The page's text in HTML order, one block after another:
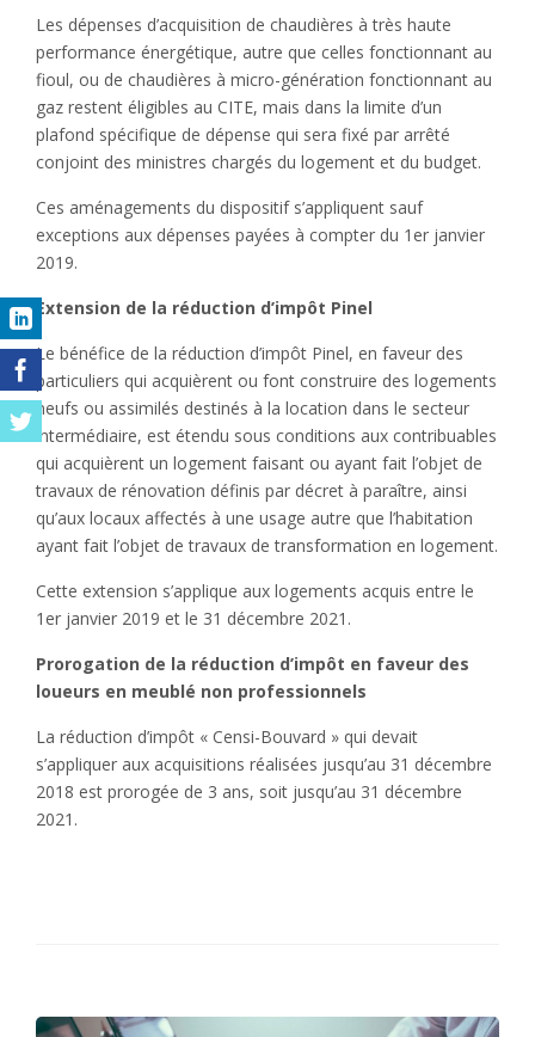
Les dépenses d’acquisition de chaudières à très haute
performance énergétique, autre que celles fonctionnant au
fioul, ou de chaudières à micro-génération fonctionnant au
gaz restent éligibles au CITE, mais dans la limite d’un
plafond spécifique de dépense qui sera fixé par arrêté
conjoint des ministres chargés du logement et du budget.
Ces aménagements du dispositif s’appliquent sauf
exceptions aux dépenses payées à compter du 1er janvier
2019.
Extension de la réduction d’impôt Pinel
Le bénéfice de la réduction d’impôt Pinel, en faveur des
particuliers qui acquièrent ou font construire des logements
neufs ou assimilés destinés à la location dans le secteur
intermédiaire, est étendu sous conditions aux contribuables
qui acquièrent un logement faisant ou ayant fait l’objet de
travaux de rénovation définis par décret à paraître, ainsi
qu’aux locaux affectés à une usage autre que l’habitation
ayant fait l’objet de travaux de transformation en logement.
Cette extension s’applique aux logements acquis entre le
1er janvier 2019 et le 31 décembre 2021.
Prorogation de la réduction d’impôt en faveur des
loueurs en meublé non professionnels
La réduction d’impôt « Censi-Bouvard » qui devait
s’appliquer aux acquisitions réalisées jusqu’au 31 décembre
2018 est prorogée de 3 ans, soit jusqu’au 31 décembre
2021.